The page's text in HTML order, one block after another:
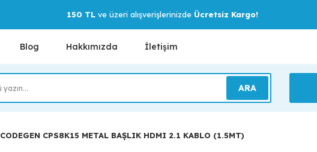
150 TLve üzeri alışverişlerinizde Ücretsiz Kargo!
Blog Hakkımızda İletişim
ARA
CODEGEN CPS8K15 METAL BAŞLIK HDMI 2.1 KABLO (1.5MT)